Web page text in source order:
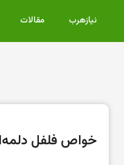
نیازهرب مقالات
خواص فلفل